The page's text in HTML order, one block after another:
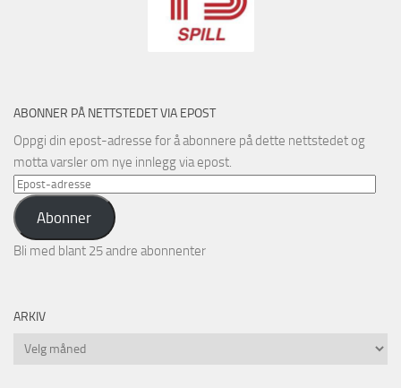
ABONNER PÅ NETTSTEDET VIA EPOST
Oppgi din epost-adresse for å abonnere på dette nettstedet og
motta varsler om nye innlegg via epost.
Epost-
adresse
Abonner
Bli med blant 25 andre abonnenter
ARKIV
Arkiv